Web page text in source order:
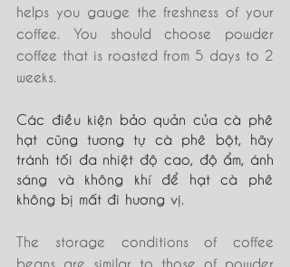
helps you gauge the freshness of your
coffee. You should choose powder
coffee that is roasted from 5 days to 2
weeks.
Các điều kiện bảo quản của cà phê
hạt cũng tương tự cà phê bột, hãy
tránh tối đa nhiệt độ cao, độ ẩm, ánh
sáng và không khí để hạt cà phê
không bị mất đi hương vị.
The storage conditions of coffee
beans are similar to those of powder